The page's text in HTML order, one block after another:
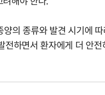
의 종류와 발견 시기에
하면서 환자에게 더 안